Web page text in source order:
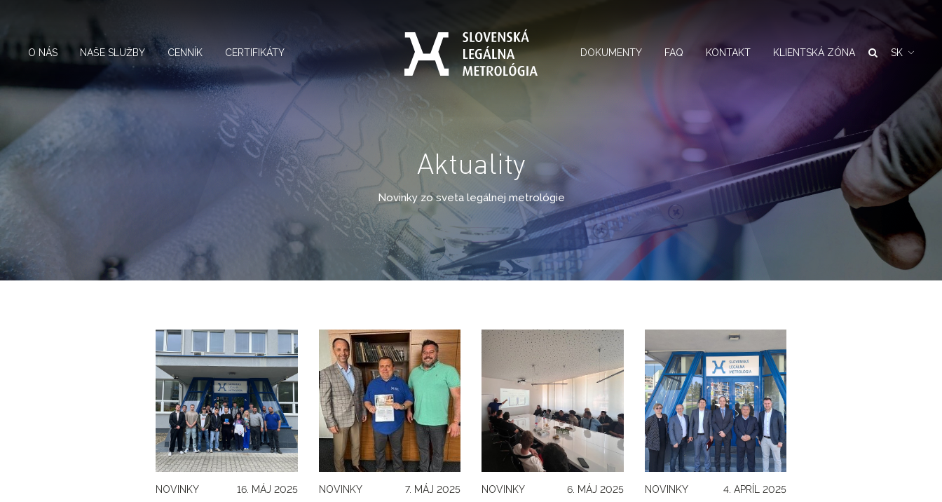
O NÁS NAŠE SLUŽBY CENNÍK CERTIFIKÁTY DOKUMENTY FAQ KONTAKT KLIENTSKÁ ZÓNA SK
Aktuality
Novinky zo sveta legálnej metrológie
NOVINKY 16. MÁJ 2025 NOVINKY 7. MÁJ 2025 NOVINKY 6. MÁJ 2025 NOVINKY 4. APRÍL 2025